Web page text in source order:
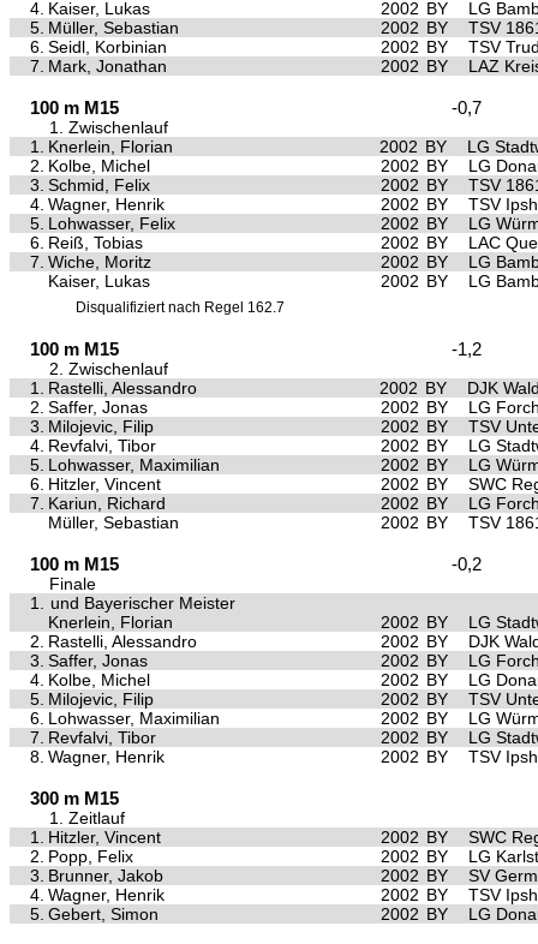
4. Kaiser, Lukas 2002 BY
LG
5. Müller, Sebastian 2002 BY
TSV
6. Seidl, Korbinian 2002 BY
TSV
7. Mark, Jonathan 2002 BY LAZ
100 m M15 -0,7
1. Zwischenlauf
1.
Knerlein, Florian 2002 BY
LG
2. Kolbe, Michel 2002 BY
LG
3. Schmid, Felix 2002 BY
TSV
4. Wagner, Henrik 2002 BY
TSV
5. Lohwasser, Felix 2002 BY
LG
6. Reiß, Tobias 2002 BY
LAC
7. Wiche, Moritz 2002 BY
LG
Kaiser, Lukas
2002 BY LG
Disqualifiziert nach Regel 162.7
100 m M15 -1,2
2. Zwischenlauf
1.
Rastelli, Alessandro 2002 BY
DJK
2. Saffer, Jonas 2002 BY
LG
3. Milojevic, Filip 2002 BY
TSV
4. Revfalvi, Tibor 2002 BY
LG
5. Lohwasser, Maximilian 2002 BY
LG
6. Hitzler, Vincent 2002 BY
SWC
7. Kariun, Richard 2002 BY
LG
Müller, Sebastian
2002 BY TSV
100 m M15 -0,2
Finale
1.
und Bayerischer Meister
Knerlein, Florian
2002 BY
LG
2. Rastelli, Alessandro 2002 BY
DJK
3. Saffer, Jonas 2002 BY
LG
4. Kolbe, Michel 2002 BY
LG
5. Milojevic, Filip 2002 BY
TSV
6. Lohwasser, Maximilian 2002 BY
LG
7. Revfalvi, Tibor 2002 BY
LG
8. Wagner, Henrik 2002 BY TSV
300 m M15
1. Zeitlauf
1.
Hitzler, Vincent 2002 BY
SWC
2. Popp, Felix 2002 BY
LG
3. Brunner, Jakob 2002 BY
SV
4. Wagner, Henrik 2002 BY
TSV
5. Gebert, Simon 2002 BY LG